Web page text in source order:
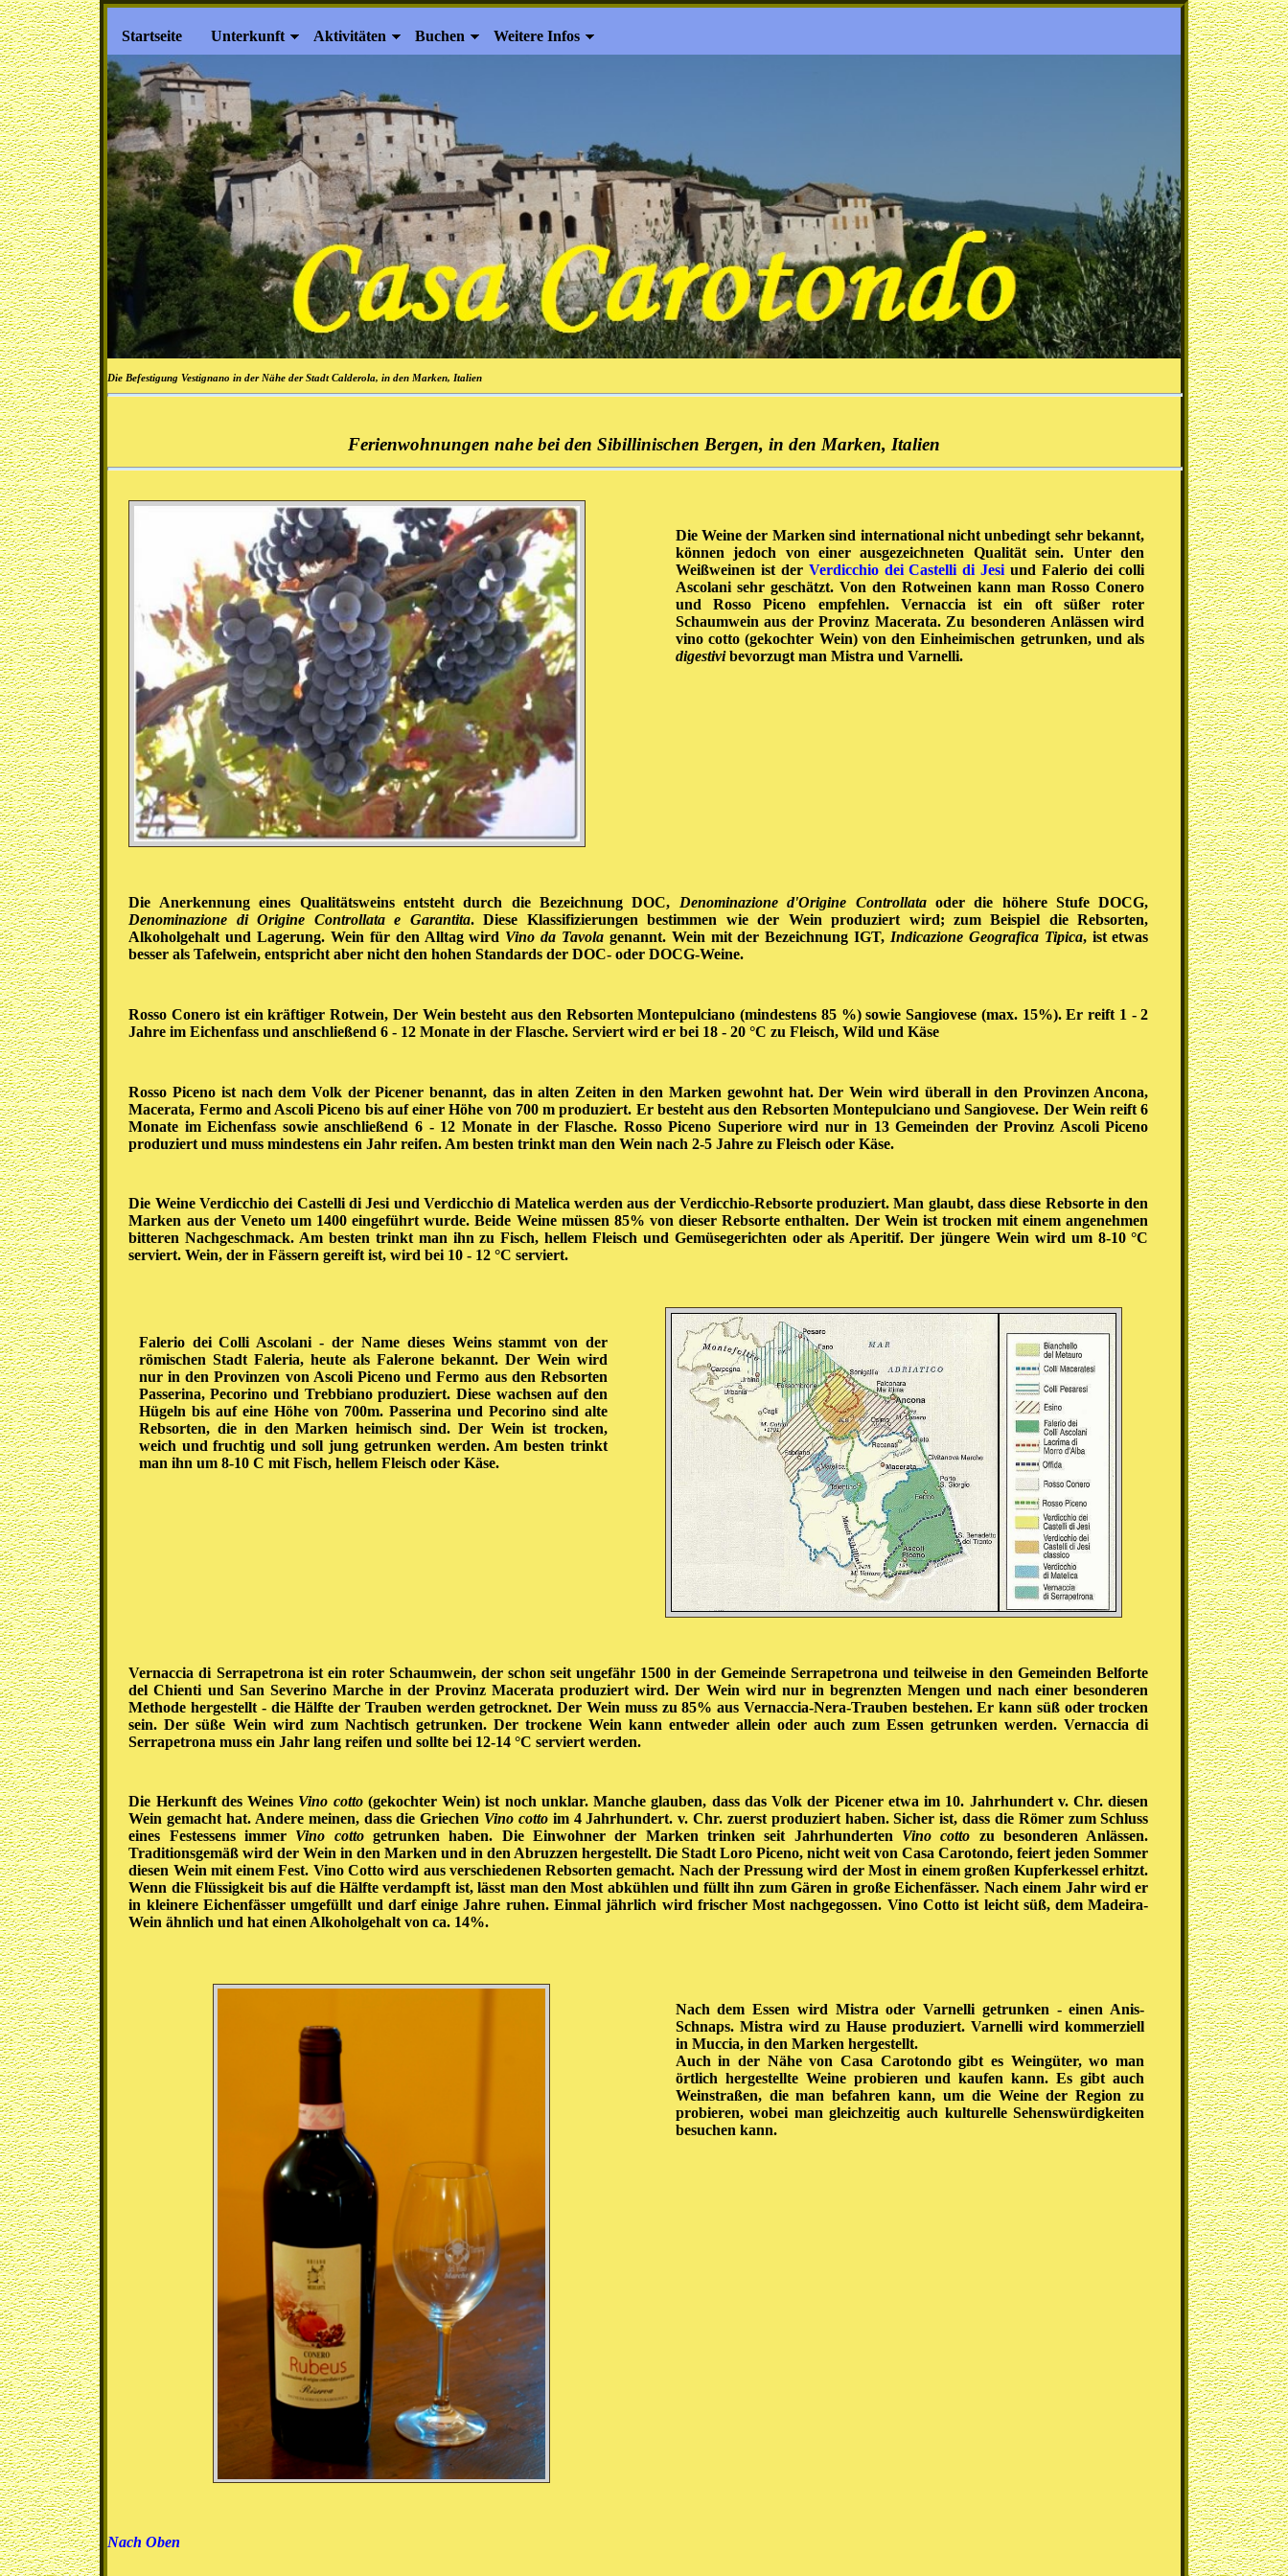
Startseite Unterkunft Aktivitäten Buchen Weitere Infos
Die Befestigung Vestignano in der Nähe der Stadt Calderola, in den Marken, Italien
Ferienwohnungen nahe bei den Sibillinischen Bergen, in den Marken, Italien
Die Weine der Marken sind international nicht unbedingt sehr bekannt,
können jedoch von einer ausgezeichneten Qualität sein. Unter den
Weißweinen ist der Verdicchio dei Castelli di Jesi und Falerio dei colli
Ascolani sehr geschätzt. Von den Rotweinen kann man Rosso Conero
und Rosso Piceno empfehlen. Vernaccia ist ein oft süßer roter
Schaumwein aus der Provinz Macerata. Zu besonderen Anlässen wird
vino cotto (gekochter Wein) von den Einheimischen getrunken, und als
digestivibevorzugt man Mistra und Varnelli.
Die Anerkennung eines Qualitätsweins entsteht durch die Bezeichnung DOC, Denominazione d'Origine Controllataoder die höhere Stufe DOCG,
Denominazione di Origine Controllata e Garantita. Diese Klassifizierungen bestimmen wie der Wein produziert wird; zum Beispiel die Rebsorten,
Alkoholgehalt und Lagerung. Wein für den Alltag wird Vino da Tavolagenannt. Wein mit der Bezeichnung IGT, Indicazione Geografica Tipica, ist etwas
besser als Tafelwein, entspricht aber nicht den hohen Standards der DOC- oder DOCG-Weine.
Rosso Conero ist ein kräftiger Rotwein, Der Wein besteht aus den Rebsorten Montepulciano (mindestens 85 %) sowie Sangiovese (max. 15%). Er reift 1 - 2
Jahre im Eichenfass und anschließend 6 - 12 Monate in der Flasche. Serviert wird er bei 18 - 20 °C zu Fleisch, Wild und Käse
Rosso Piceno ist nach dem Volk der Picener benannt, das in alten Zeiten in den Marken gewohnt hat. Der Wein wird überall in den Provinzen Ancona,
Macerata, Fermo and Ascoli Piceno bis auf einer Höhe von 700 m produziert. Er besteht aus den Rebsorten Montepulciano und Sangiovese. Der Wein reift 6
Monate im Eichenfass sowie anschließend 6 - 12 Monate in der Flasche. Rosso Piceno Superiore wird nur in 13 Gemeinden der Provinz Ascoli Piceno
produziert und muss mindestens ein Jahr reifen. Am besten trinkt man den Wein nach 2-5 Jahre zu Fleisch oder Käse.
Die Weine Verdicchio dei Castelli di Jesi und Verdicchio di Matelica werden aus der Verdicchio-Rebsorte produziert. Man glaubt, dass diese Rebsorte in den
Marken aus der Veneto um 1400 eingeführt wurde. Beide Weine müssen 85% von dieser Rebsorte enthalten. Der Wein ist trocken mit einem angenehmen
bitteren Nachgeschmack. Am besten trinkt man ihn zu Fisch, hellem Fleisch und Gemüsegerichten oder als Aperitif. Der jüngere Wein wird um 8-10 °C
serviert. Wein, der in Fässern gereift ist, wird bei 10 - 12 °C serviert.
Falerio dei Colli Ascolani - der Name dieses Weins stammt von der
römischen Stadt Faleria, heute als Falerone bekannt. Der Wein wird
nur in den Provinzen von Ascoli Piceno und Fermo aus den Rebsorten
Passerina, Pecorino und Trebbiano produziert. Diese wachsen auf den
Hügeln bis auf eine Höhe von 700m. Passerina und Pecorino sind alte
Rebsorten, die in den Marken heimisch sind. Der Wein ist trocken,
weich und fruchtig und soll jung getrunken werden. Am besten trinkt
man ihn um 8-10 C mit Fisch, hellem Fleisch oder Käse.
Vernaccia di Serrapetrona ist ein roter Schaumwein, der schon seit ungefähr 1500 in der Gemeinde Serrapetrona und teilweise in den Gemeinden Belforte
del Chienti und San Severino Marche in der Provinz Macerata produziert wird. Der Wein wird nur in begrenzten Mengen und nach einer besonderen
Methode hergestellt - die Hälfte der Trauben werden getrocknet. Der Wein muss zu 85% aus Vernaccia-Nera-Trauben bestehen. Er kann süß oder trocken
sein. Der süße Wein wird zum Nachtisch getrunken. Der trockene Wein kann entweder allein oder auch zum Essen getrunken werden. Vernaccia di
Serrapetrona muss ein Jahr lang reifen und sollte bei 12-14 °C serviert werden.
Die Herkunft des Weines Vino cotto(gekochter Wein) ist noch unklar. Manche glauben, dass das Volk der Picener etwa im 10. Jahrhundert v. Chr. diesen
Wein gemacht hat. Andere meinen, dass die Griechen Vino cottoim 4 Jahrhundert. v. Chr. zuerst produziert haben. Sicher ist, dass die Römer zum Schluss
eines Festessens immer Vino cottogetrunken haben. Die Einwohner der Marken trinken seit Jahrhunderten Vino cotto zu besonderen Anlässen.
Traditionsgemäß wird der Wein in den Marken und in den Abruzzen hergestellt. Die Stadt Loro Piceno, nicht weit von Casa Carotondo, feiert jeden Sommer
diesen Wein mit einem Fest. Vino Cotto wird aus verschiedenen Rebsorten gemacht. Nach der Pressung wird der Most in einem großen Kupferkessel erhitzt.
Wenn die Flüssigkeit bis auf die Hälfte verdampft ist, lässt man den Most abkühlen und füllt ihn zum Gären in große Eichenfässer. Nach einem Jahr wird er
in kleinere Eichenfässer umgefüllt und darf einige Jahre ruhen. Einmal jährlich wird frischer Most nachgegossen. Vino Cotto ist leicht süß, dem Madeira-
Wein ähnlich und hat einen Alkoholgehalt von ca. 14%.
Nach dem Essen wird Mistra oder Varnelli getrunken - einen Anis-
Schnaps. Mistra wird zu Hause produziert. Varnelli wird kommerziell
in Muccia, in den Marken hergestellt.
Auch in der Nähe von Casa Carotondo gibt es Weingüter, wo man
örtlich hergestellte Weine probieren und kaufen kann. Es gibt auch
Weinstraßen, die man befahren kann, um die Weine der Region zu
probieren, wobei man gleichzeitig auch kulturelle Sehenswürdigkeiten
besuchen kann.
Nach Oben